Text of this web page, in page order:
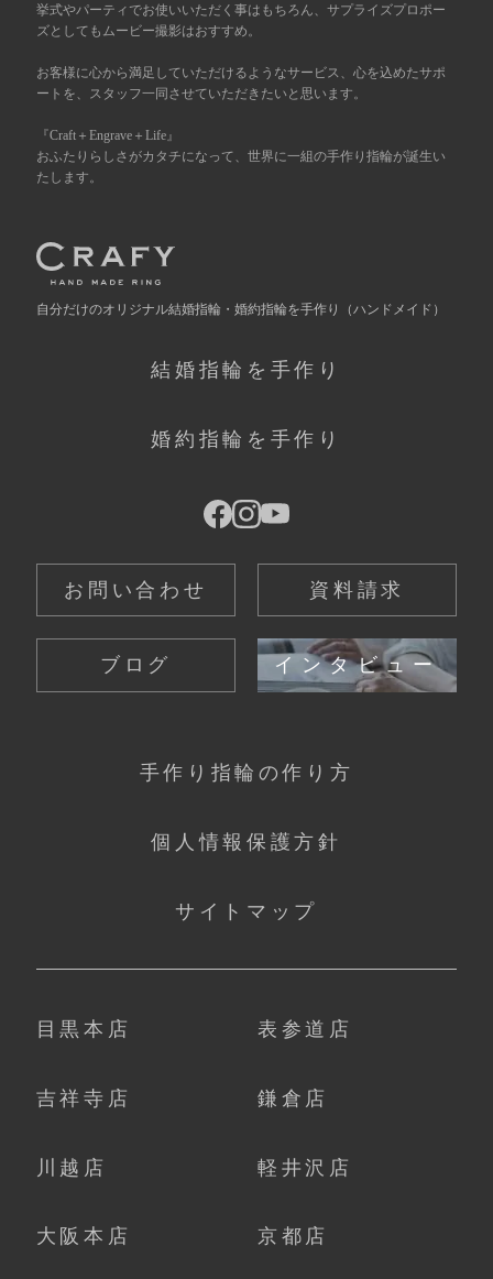
挙式やパーティでお使いいただく事はもちろん、サプライズプロポー
ズとしてもムービー撮影はおすすめ。
お客様に心から満足していただけるようなサービス、心を込めたサポ
ートを、スタッフ一同させていただきたいと思います。
『Craft＋Engrave＋Life』
おふたりらしさがカタチになって、世界に一組の手作り指輪が誕生い
たします。
自分だけのオリジナル結婚指輪・婚約指輪を手作り （ハンドメイド）
結婚指輪を手作り
婚約指輪を手作り
お問い合わせ 資料請求
ブログ インタビュー
手作り指輪の作り方
個人情報保護方針
サイトマップ
目黒本店 表参道店
吉祥寺店 鎌倉店
川越店 軽井沢店
大阪本店 京都店